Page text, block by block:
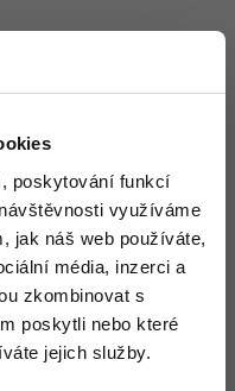
poskytování funkcí
využíváme
jak náš web používáte,
média, inzerci a
zkombinovat s
poskytli nebo které
jejich služby.